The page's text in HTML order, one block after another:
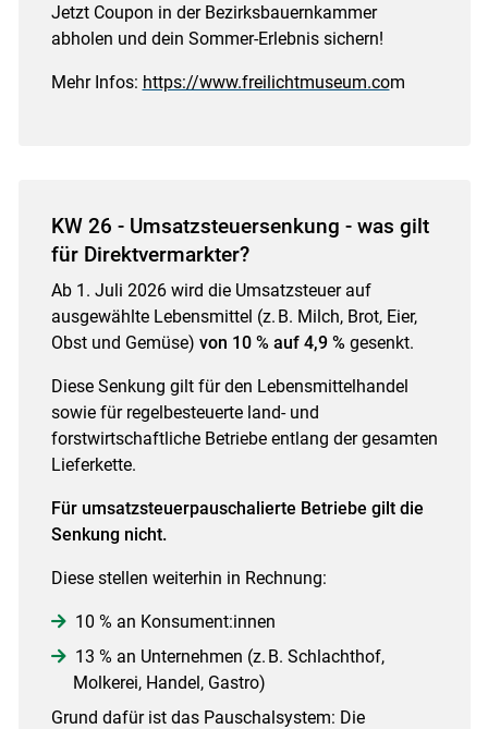
Jetzt Coupon in der Bezirksbauernkammer
abholen und dein Sommer-Erlebnis sichern!
Mehr Infos: https://www.freilichtmuseum.com
KW 26 - Umsatzsteuersenkung - was gilt
für Direktvermarkter?
Ab 1. Juli 2026 wird die Umsatzsteuer auf
ausgewählte Lebensmittel (z. B. Milch, Brot, Eier,
Obst und Gemüse) von 10 % auf 4,9 % gesenkt.
Diese Senkung gilt für den Lebensmittelhandel
sowie für regelbesteuerte land- und
forstwirtschaftliche Betriebe entlang der gesamten
Lieferkette.
Für umsatzsteuerpauschalierte Betriebe gilt die
Senkung nicht.
Diese stellen weiterhin in Rechnung:
10 % an Konsument:innen
13 % an Unternehmen (z. B. Schlachthof,
Molkerei, Handel, Gastro)
Grund dafür ist das Pauschalsystem: Die